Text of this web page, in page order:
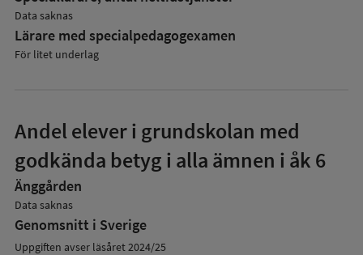
Data saknas
Lärare med specialpedagog­examen
För litet underlag
Andel elever i grundskolan med
godkända betyg i alla ämnen i åk 6
Änggården
Data saknas
Genomsnitt i Sverige
Uppgiften avser läsåret 2024/25